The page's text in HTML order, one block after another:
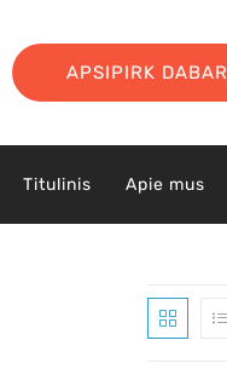
APSIPIRK DABAR
Titulinis Apie mus